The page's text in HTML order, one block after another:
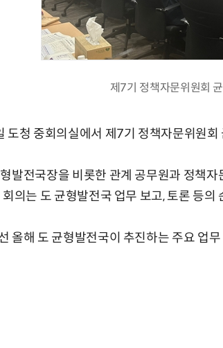
제7기 정책자문위원회
도청 중회의실에서 제7기 정책자문위원
발전국장을 비롯한 관계 공무원과 정책
의는 도 균형발전국 업무 보고, 토론 등의
올해 도 균형발전국이 추진하는 주요 업